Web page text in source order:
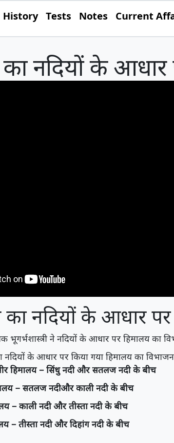
History Tests Notes Current
नदियों के आधार
का नदियों के आधार
भूगर्भशास्त्री ने नदियों के आधार पर हिमालय का
नदियों के आधार पर किया गया हिमालय का
हिमालय – सिंधु नदी और सतलज नदी के बीच
– सतलज नदीऔर काली नदी के बीच
– काली नदी और तीस्ता नदी के बीच
– तीस्ता नदी और दिहांग नदी के बीच